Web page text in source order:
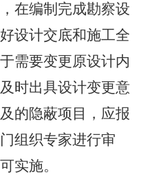
在编制完成勘察设
设计交底和施工全
需要变更原设计内
时出具设计变更意
的隐蔽项目，应报
组织专家进行审
实施。